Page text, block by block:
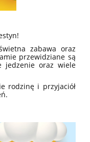
zabawa oraz
przewidziane są
jedzenie oraz wiele
rodzinę i przyjaciół